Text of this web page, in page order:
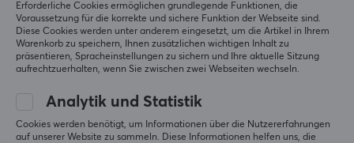
Produkten im Zubehörbereich. Heute finden Sie bei
Deltaco alles, was Sie für Ihren Computer benötigen,
egal ob es darum geht, Ihre Kabel auf eine schöne Art
und Weise zu sortieren oder ob Ihnen Kabel für eine
Heute ist Deltaco einer der größten Hersteller von
0.0
Basierend auf 0 Bewertungen
5
0%
4
2
1
Erforderliche Cookies ermöglichen grundlegende Funktionen, die
Voraussetzung für die korrekte und sichere Funktion der Webseite sind.
Diese Cookies werden unter anderem eingesetzt, um die Artikel in Ihrem
Warenkorb zu speichern, Ihnen zusätzlichen wichtigen Inhalt zu
präsentieren, Spracheinstellungen zu sichern und Ihre aktuelle Sitzung
aufrechtzuerhalten, wenn Sie zwischen zwei Webseiten wechseln.
Analytik und Statistik
Cookies werden benötigt, um Informationen über die Nutzererfahrungen
auf unserer Website zu sammeln. Diese Informationen helfen uns, die